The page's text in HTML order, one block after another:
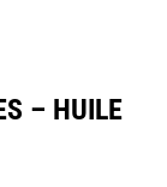
– HUILE